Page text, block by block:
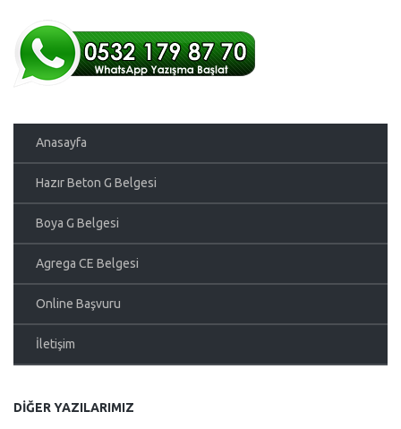
Anasayfa
Hazır Beton G Belgesi
Boya G Belgesi
Agrega CE Belgesi
Online Başvuru
İletişim
DIĞER YAZILARIMIZ